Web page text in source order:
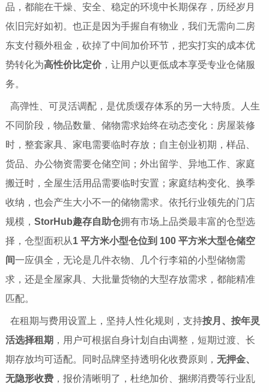
品，都能在干燥、安全、稳定的环境中长期保存，历经岁月
依旧完好如初。也正是因为手握自有物业，我们无需向二房
东支付额外租金，砍掉了中间加价环节，把实打实的成本优
势转化为高性价比定价，让用户以更低成本享受专业仓储服
务。
高弹性、可灵活调配，是优质缓存体系的另一大特质。人生
不同阶段，物品数量、储物需求始终在动态变化：房屋装修
时，整套家具、家电需要临时存放；自主创业初期，样品、
货品、办公物资需要仓储空间；外出留学、异地工作、家庭
搬迁时，全屋生活用品需要临时安置；家庭结构变化、换季
收纳，也会产生大小不一的储物需求。依托行业领先的门店
规模， StorHub趣存自助仓拥有市场上品类最丰富的仓型选
择，仓型面积从1 平方米小型仓位到 100 平方米大型仓储空
间 一应俱全，无论是几件衣物、几个行李箱的小型储物需
求，还是全屋家具、大批量货物的大型存放需求，都能精准
匹配。
在租期与费用设置上，坚持人性化规则，支持按月、按年灵
活选择租期 ，用户可根据自身计划自由调整，短期过渡、长
期存放均可适配。同时品牌坚持透明化收费原则， 无押金、
无隐形收费，报价清晰明了，杜绝加价、捆绑消费等行业乱